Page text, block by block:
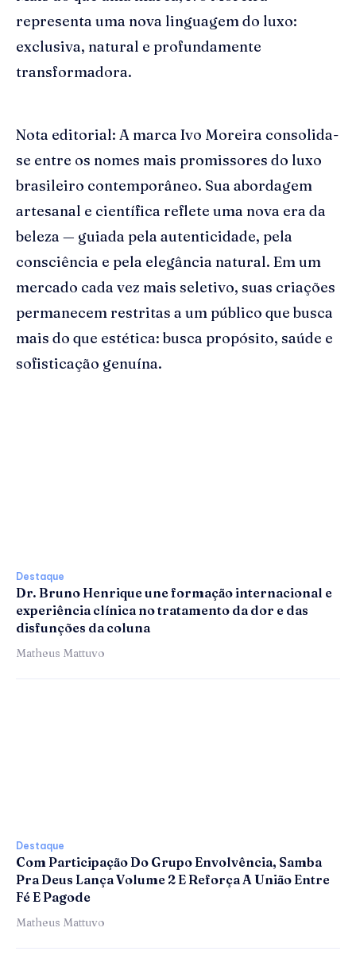
representa uma nova linguagem do luxo:
exclusiva, natural e profundamente
transformadora.
Nota editorial: A marca Ivo Moreira consolida-
se entre os nomes mais promissores do luxo
brasileiro contemporâneo. Sua abordagem
artesanal e científica reflete uma nova era da
beleza — guiada pela autenticidade, pela
consciência e pela elegância natural. Em um
mercado cada vez mais seletivo, suas criações
permanecem restritas a um público que busca
mais do que estética: busca propósito, saúde e
sofisticação genuína.
Destaque
Dr. Bruno Henrique une formação internacional e
experiência clínica no tratamento da dor e das
disfunções da coluna
Matheus Mattuvo
Destaque
Com Participação Do Grupo Envolvência, Samba
Pra Deus Lança Volume 2 E Reforça A União Entre
Fé E Pagode
Matheus Mattuvo